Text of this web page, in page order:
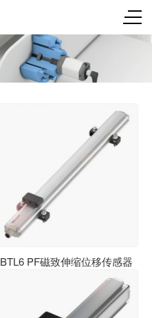
BTL6 PF磁致伸缩位移传感器